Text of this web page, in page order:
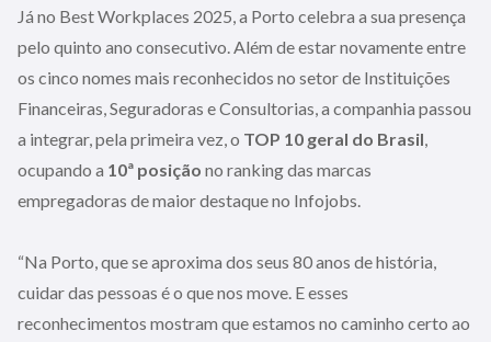
Já no Best Workplaces 2025, a Porto celebra a sua presença
pelo quinto ano consecutivo. Além de estar novamente entre
os cinco nomes mais reconhecidos no setor de Instituições
Financeiras, Seguradoras e Consultorias, a companhia passou
a integrar, pela primeira vez, o TOP 10 geral do Brasil,
ocupando a 10ª posição no ranking das marcas
empregadoras de maior destaque no Infojobs.
“Na Porto, que se aproxima dos seus 80 anos de história,
cuidar das pessoas é o que nos move. E esses
reconhecimentos mostram que estamos no caminho certo ao